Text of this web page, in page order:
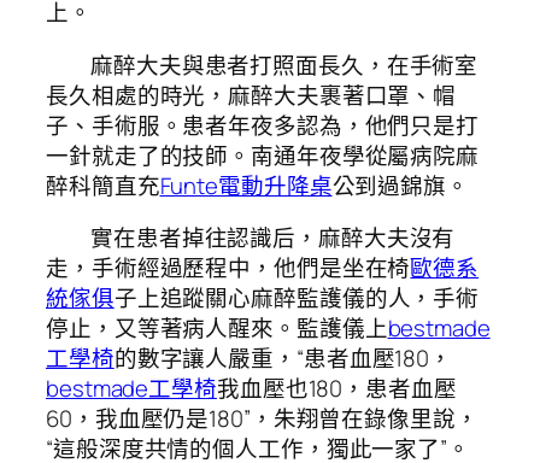
上。
麻醉大夫與患者打照面長久，在手術室
長久相處的時光，麻醉大夫裹著口罩、帽
子、手術服。患者年夜多認為，他們只是打
一針就走了的技師。南通年夜學從屬病院麻
醉科簡直充Funte電動升降桌公到過錦旗。
實在患者掉往認識后，麻醉大夫沒有
走，手術經過歷程中，他們是坐在椅歐德系
統傢俱子上追蹤關心麻醉監護儀的人，手術
停止，又等著病人醒來。監護儀上bestmade
工學椅的數字讓人嚴重，“患者血壓180，
bestmade工學椅我血壓也180，患者血壓
60，我血壓仍是180”，朱翔曾在錄像里說，
“這般深度共情的個人工作，獨此一家了”。